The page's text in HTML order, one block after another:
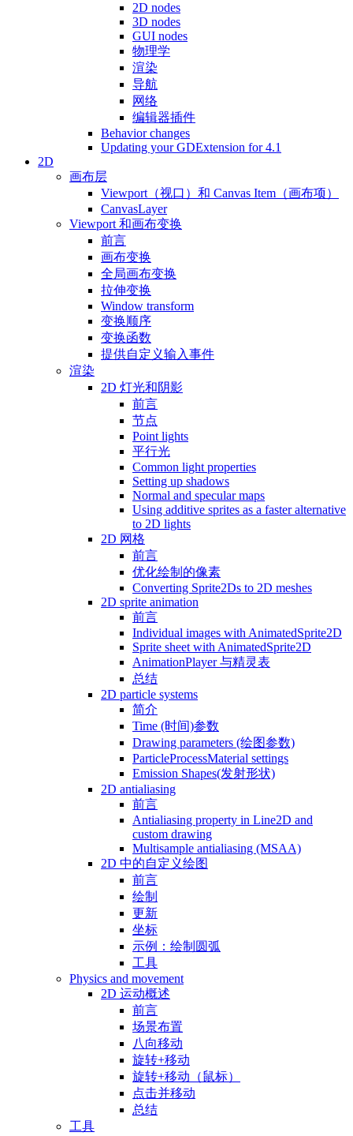
2D nodes
3D nodes
GUI nodes
物理学
渲染
导航
网络
编辑器插件
Behavior changes
Updating your GDExtension for 4.1
2D
画布层
Viewport（视口）和 Canvas Item（画布项）
CanvasLayer
Viewport 和画布变换
前言
画布变换
全局画布变换
拉伸变换
Window transform
变换顺序
变换函数
提供自定义输入事件
渲染
2D 灯光和阴影
前言
节点
Point lights
平行光
Common light properties
Setting up shadows
Normal and specular maps
Using additive sprites as a faster alternative
to 2D lights
2D 网格
前言
优化绘制的像素
Converting Sprite2Ds to 2D meshes
2D sprite animation
前言
Individual images with AnimatedSprite2D
Sprite sheet with AnimatedSprite2D
AnimationPlayer 与精灵表
总结
2D particle systems
简介
Time (时间)参数
Drawing parameters (绘图参数)
ParticleProcessMaterial settings
Emission Shapes(发射形状)
2D antialiasing
前言
Antialiasing property in Line2D and
custom drawing
Multisample antialiasing (MSAA)
2D 中的自定义绘图
前言
绘制
更新
坐标
示例：绘制圆弧
工具
Physics and movement
2D 运动概述
前言
场景布置
八向移动
旋转+移动
旋转+移动（鼠标）
点击并移动
总结
工具